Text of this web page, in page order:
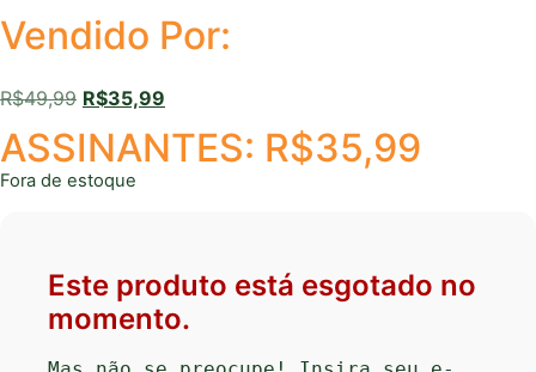
Vendido Por:
R$49,99 R$35,99
ASSINANTES: R$35,99
Fora de estoque
Este produto está esgotado no
momento.